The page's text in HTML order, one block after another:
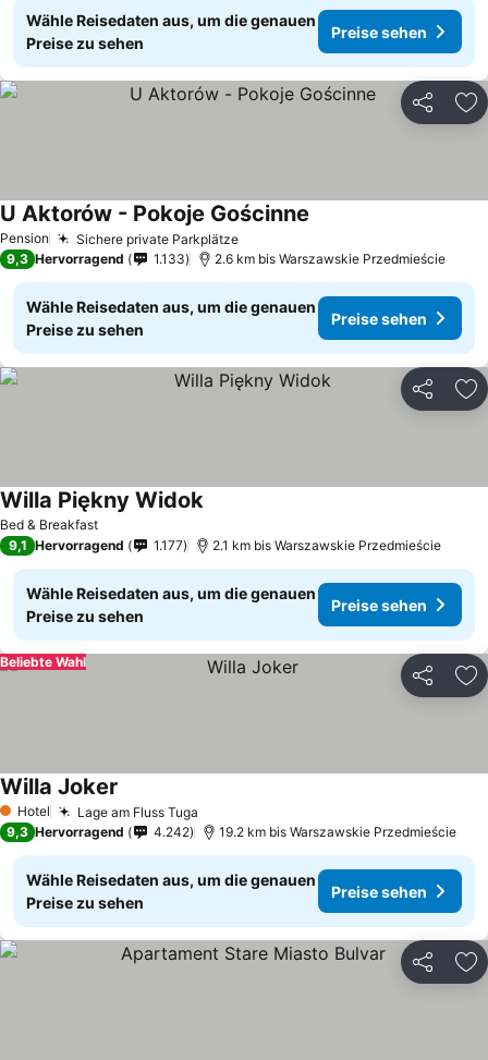
Wähle Reisedaten aus, um die genauen
Preise zu sehen
Preise sehen
Teilen
Pension Sichere private Parkplätze
U Aktorów - Pokoje Gościnne
9,3 Hervorragend 1.133 2.6 km bis Warszawskie Przedmieście
Wähle Reisedaten aus, um die genauen
Preise zu sehen
Preise sehen
Teilen
Bed & Breakfast
Willa Piękny Widok
9,1 Hervorragend 1.177 2.1 km bis Warszawskie Przedmieście
Wähle Reisedaten aus, um die genauen
Preise zu sehen
Preise sehen
Teilen
Beliebte Wahl
1 Sterne
Hotel Lage am Fluss Tuga
Willa Joker
9,3 Hervorragend 4.242 19.2 km bis Warszawskie Przedmieście
Wähle Reisedaten aus, um die genauen
Preise zu sehen
Preise sehen
Teilen